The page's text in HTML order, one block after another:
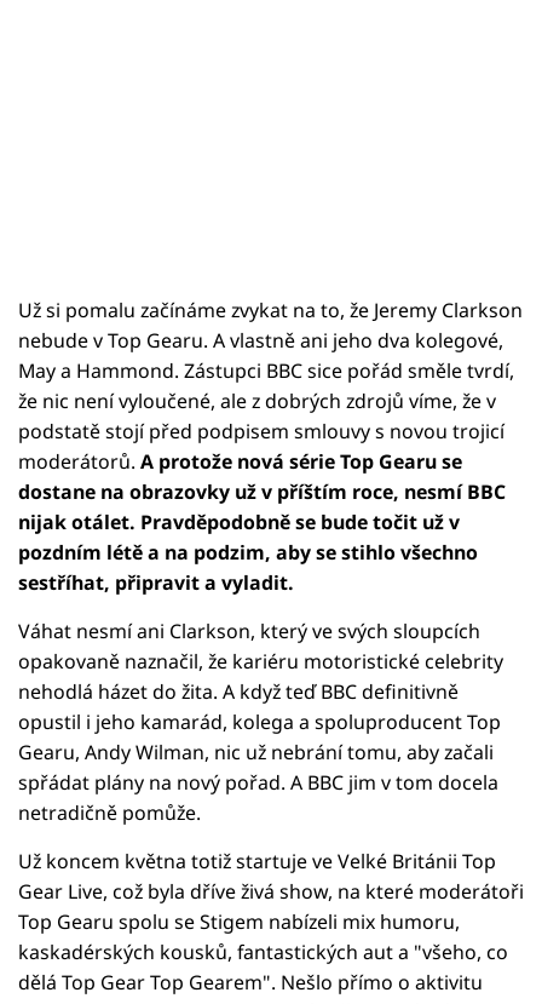
Už si pomalu začínáme zvykat na to, že Jeremy Clarkson
nebude v Top Gearu. A vlastně ani jeho dva kolegové,
May a Hammond. Zástupci BBC sice pořád směle tvrdí,
že nic není vyloučené, ale z dobrých zdrojů víme, že v
podstatě stojí před podpisem smlouvy s novou trojicí
moderátorů. A protože nová série Top Gearu se
dostane na obrazovky už v příštím roce, nesmí BBC
nijak otálet. Pravděpodobně se bude točit už v
pozdním létě a na podzim, aby se stihlo všechno
sestříhat, připravit a vyladit.
Váhat nesmí ani Clarkson, který ve svých sloupcích
opakovaně naznačil, že kariéru motoristické celebrity
nehodlá házet do žita. A když teď BBC definitivně
opustil i jeho kamarád, kolega a spoluproducent Top
Gearu, Andy Wilman, nic už nebrání tomu, aby začali
spřádat plány na nový pořad. A BBC jim v tom docela
netradičně pomůže.
Už koncem května totiž startuje ve Velké Británii Top
Gear Live, což byla dříve živá show, na které moderátoři
Top Gearu spolu se Stigem nabízeli mix humoru,
kaskadérských kousků, fantastických aut a "všeho, co
dělá Top Gear Top Gearem". Nešlo přímo o aktivitu